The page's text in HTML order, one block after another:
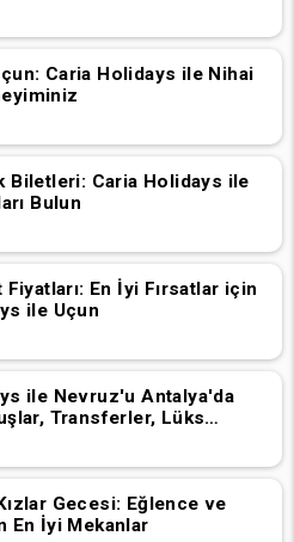
Caria Holidays ile Nihai
Biletleri: Caria Holidays ile
Bulun
En İyi Fırsatlar için
ile Uçun
ile Nevruz'u Antalya'da
Transferler, Lüks
Dolu Konserler
Gecesi: Eğlence ve
En İyi Mekanlar